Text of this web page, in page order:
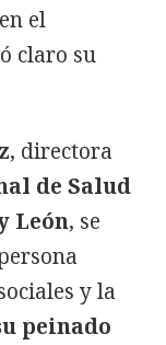
el
claro su
, directora
de Salud
León, se
y la
peinado